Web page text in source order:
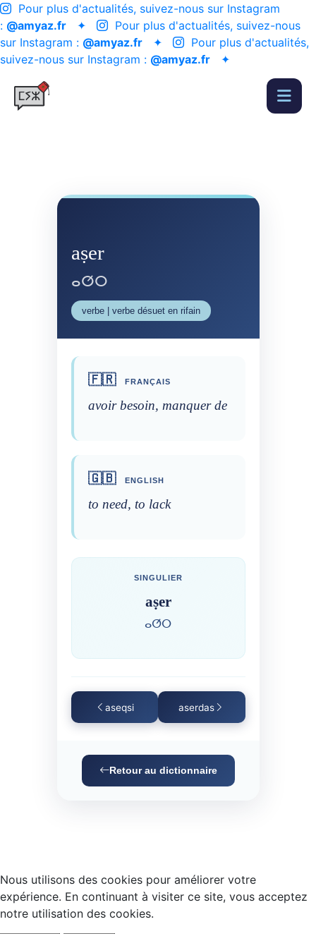
Pour plus d'actualités, suivez-nous sur Instagram
: @amyaz.fr ✦
Pour plus d'actualités, suivez-nous
sur Instagram : @amyaz.fr ✦
Pour plus d'actualités,
suivez-nous sur Instagram : @amyaz.fr ✦
aṣer
ⴰⵚⵔ
verbe | verbe désuet en rifain
🇫🇷 FRANÇAIS
avoir besoin, manquer de
🇬🇧 ENGLISH
to need, to lack
SINGULIER
aṣer
ⴰⵚⵔ
aseqsi aserdas
Retour au dictionnaire
Nous utilisons des cookies pour améliorer votre
expérience. En continuant à visiter ce site, vous acceptez
notre utilisation des cookies.